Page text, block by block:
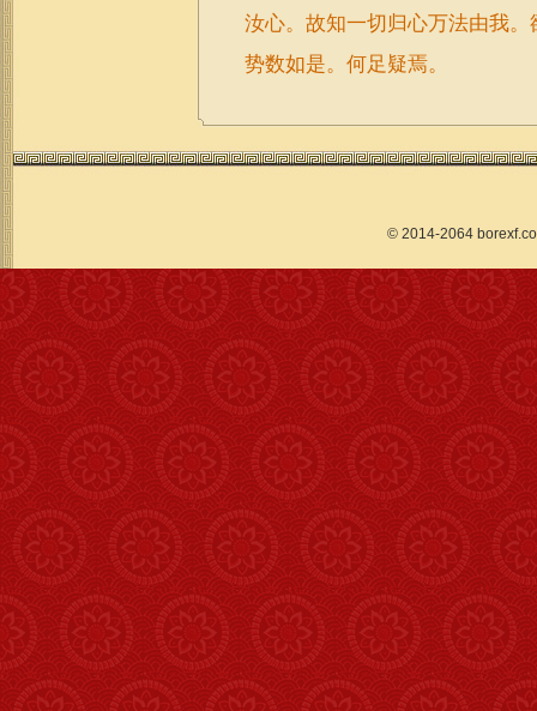
汝心。故知一切归心万法由我
势数如是。何足疑焉。
© 2014-2064